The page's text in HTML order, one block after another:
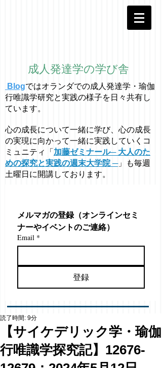
成人発達学の学び舎
Blogではオラ ンダでの成人発達学・ 瑜伽
行唯識学研究と実践の様子を日々共有し
ています。
心の成長について一緒に学び、心の成長
の実現に向かって一緒に実践していくコ
ミュニティ「 加藤ゼミナール─ 大人のた
めの探究と実践の週末大学院 ─」も毎週
土曜日に開講しております。
メルマガの登録（オンラインセミ
ナーやイベントのご連絡）
Email *
登録
【サイケデリック学・瑜伽
行唯識学探究記】12676-
読了時間: 9分